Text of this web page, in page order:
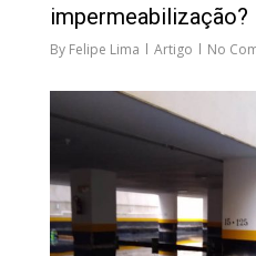
impermeabilização?
By Felipe Lima Artigo No